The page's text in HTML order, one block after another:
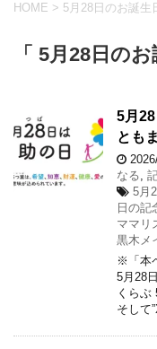
HOME > 5月28日のお誕生
「 5月28日の
5月
とも
なる
5月
日の記
ママリ
黒木メ
※「本
5月28
くらぶ
そして